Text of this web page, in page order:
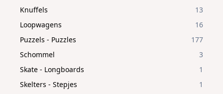
Knuffels
13
Loopwagens
16
Puzzels - Puzzles
177
Schommel
3
Skate - Longboards
1
Skelters - Stepjes
1